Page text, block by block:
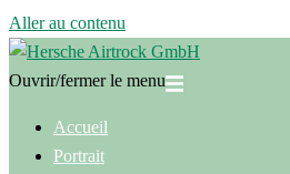
Aller au contenu
Ouvrir/fermer le menu
Accueil
Portrait